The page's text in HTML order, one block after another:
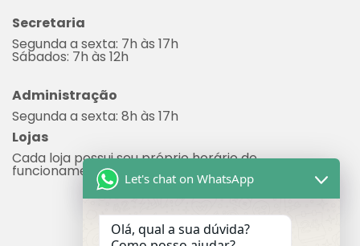
Secretaria
Segunda a sexta: 7h às 17h
Sábados: 7h às 12h
Administração
Segunda a sexta: 8h às 17h
Lojas
Cada loja possui seu próprio horário de
funcionamento. Let's chat on WhatsApp
Olá, qual a sua dúvida?